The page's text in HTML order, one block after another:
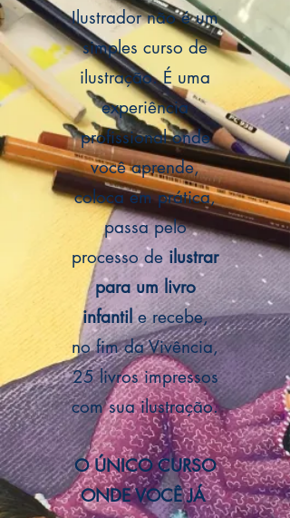
Ilustrador não é um
simples curso de
ilustração. É uma
experiência
profissional onde
você aprende,
coloca em prática,
passa pelo
processo deilustrar
para um livro
infantile recebe,
no fim da Vivência,
25 livros impressos
com sua ilustração.
O ÚNICO CURSO
ONDE VOCÊ JÁ